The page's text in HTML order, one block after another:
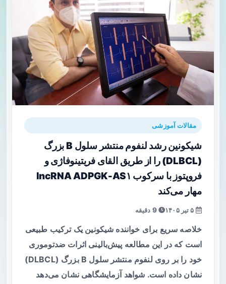
مقالات آموزشی
شیکونین رشد لنفوم منتشر سلول B بزرگ
(DLBCL) را از طریق القای فریتینوفاژی و
فروپتوز با سرکوب lncRNA ADPGK‑AS۱
مهار می‌کند
9 دقیقه
خلاصه سریع برای خواننده شیکونین یک ترکیب طبیعی
است که در این مطالعه پیش‌بالینی اثرات ضدتوموری
خود را بر روی لنفوم منتشر سلول B بزرگ (DLBCL)
نشان داده است. شواهد آزمایشگاهی نشان می‌دهد